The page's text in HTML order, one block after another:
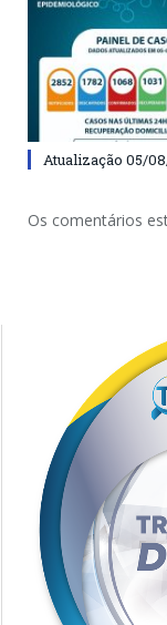
Atualização 05/
Os comentários